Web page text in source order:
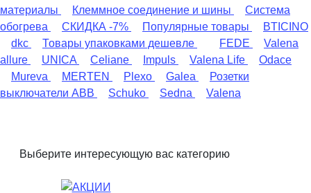
материалы
Клеммное соединение и шины
Система
обогрева
СКИДКА -7% Популярные товары
BTICINO
dkc
Товары упаковками дешевле FEDE
Valena
allure
UNICA Celiane Impuls Valena Life
Odace
Mureva
MERTEN Plexo Galea
Розетки
выключатели ABB
Schuko Sedna Valena
Выберите интересующую вас категорию